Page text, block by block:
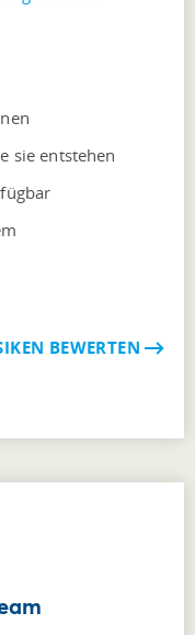
sie entstehen
BEWERTEN